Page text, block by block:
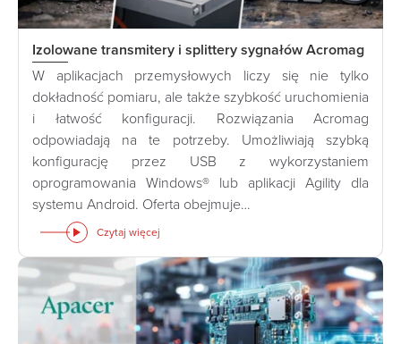
Izolowane transmitery i splittery sygnałów Acromag
W aplikacjach przemysłowych liczy się nie tylko
dokładność pomiaru, ale także szybkość uruchomienia
i łatwość konfiguracji. Rozwiązania Acromag
odpowiadają na te potrzeby. Umożliwiają szybką
konfigurację przez USB z wykorzystaniem
oprogramowania Windows® lub aplikacji Agility dla
systemu Android. Oferta obejmuje…
Czytaj więcej